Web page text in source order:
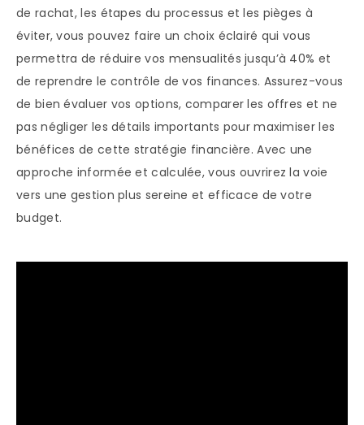
de rachat, les étapes du processus et les pièges à
éviter, vous pouvez faire un choix éclairé qui vous
permettra de réduire vos mensualités jusqu’à 40% et
de reprendre le contrôle de vos finances. Assurez-vous
de bien évaluer vos options, comparer les offres et ne
pas négliger les détails importants pour maximiser les
bénéfices de cette stratégie financière. Avec une
approche informée et calculée, vous ouvrirez la voie
vers une gestion plus sereine et efficace de votre
budget.